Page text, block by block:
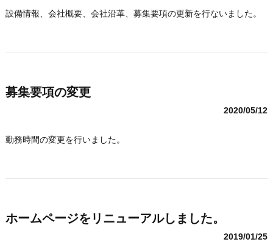
設備情報、会社概要、会社沿革、募集要項の更新を行ないました。
募集要項の変更
2020/05/12
勤務時間の変更を行いました。
ホームページをリニューアルしました。
2019/01/25